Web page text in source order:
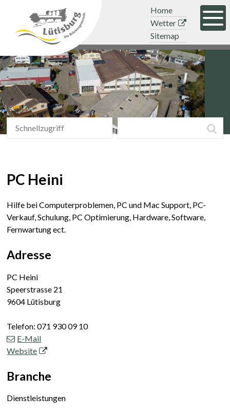
Navigieren in der Gemeinde
Schnellnavigation
Mobile Hauptnavigation Topnavigation
Home
Wetter
Sitemap
Schnellzugriff
Schnellzugriff
PC Heini
Hilfe bei Computerproblemen, PC und Mac Support, PC-
Verkauf, Schulung, PC Optimierung, Hardware, Software,
Fernwartung ect.
Adresse
PC Heini
Speerstrasse 21
9604 Lütisburg
Telefon:071 930 09 10
E-Mail
Website
Branche
Dienstleistungen